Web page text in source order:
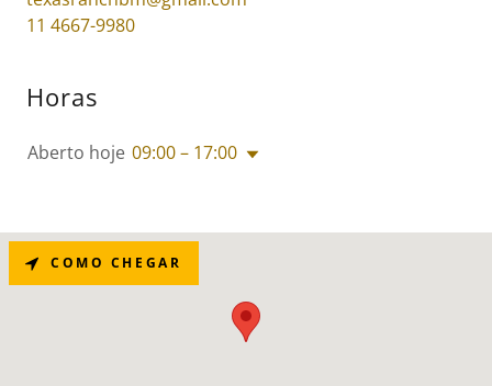
11 4667-9980
Horas
Aberto hoje 09:00 – 17:00
COMO CHEGAR